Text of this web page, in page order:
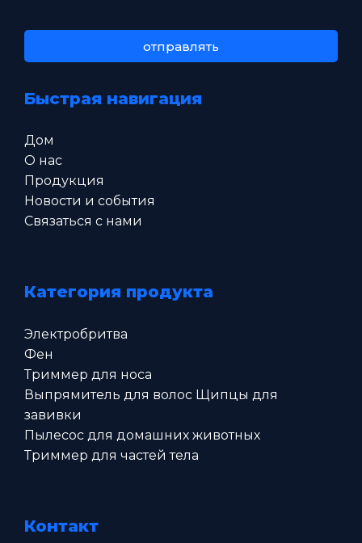
отправлять
Быстрая навигация
Дом
О нас
Продукция
Новости и события
Связаться с нами
Категория продукта
Электробритва
Фен
Триммер для носа
Выпрямитель для волос Щипцы для
завивки
Пылесос для домашних животных
Триммер для частей тела
Контакт